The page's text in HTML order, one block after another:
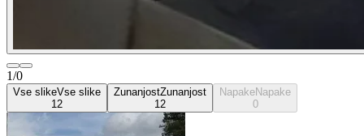
1/0
Vse slikeVse slike
12
ZunanjostZunanjost
12
NapakeNapake
0